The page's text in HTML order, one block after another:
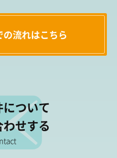
の流れはこちら
ついて
せする